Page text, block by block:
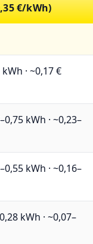
€/kWh)
· ~0,17 €
kWh · ~0,23–
kWh · ~0,16–
kWh · ~0,07–